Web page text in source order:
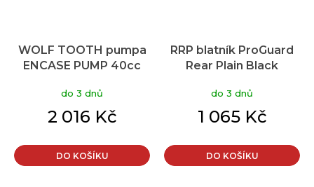
WOLF TOOTH pumpa
ENCASE PUMP 40cc
do 3 dnů
2 016 Kč
DO KOŠÍKU
RRP blatník ProGuard
Rear Plain Black
do 3 dnů
1 065 Kč
DO KOŠÍKU